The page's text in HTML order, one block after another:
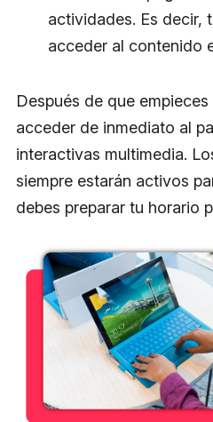
actividades. Es decir,
acceder al contenido
Después de que
acceder de inmediato al
interactivas multimedia.
siempre estarán activos
debes preparar tu horario